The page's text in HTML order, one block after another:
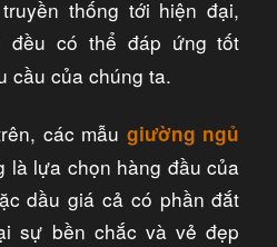
thống tới hiện đại,
đều có thể đáp ứng tốt
cầu của chúng ta.
các mẫu giường ngủ
là lựa chọn hàng đầu của
dầu giá cả có phần đắt
sự bền chắc và vẻ đẹp